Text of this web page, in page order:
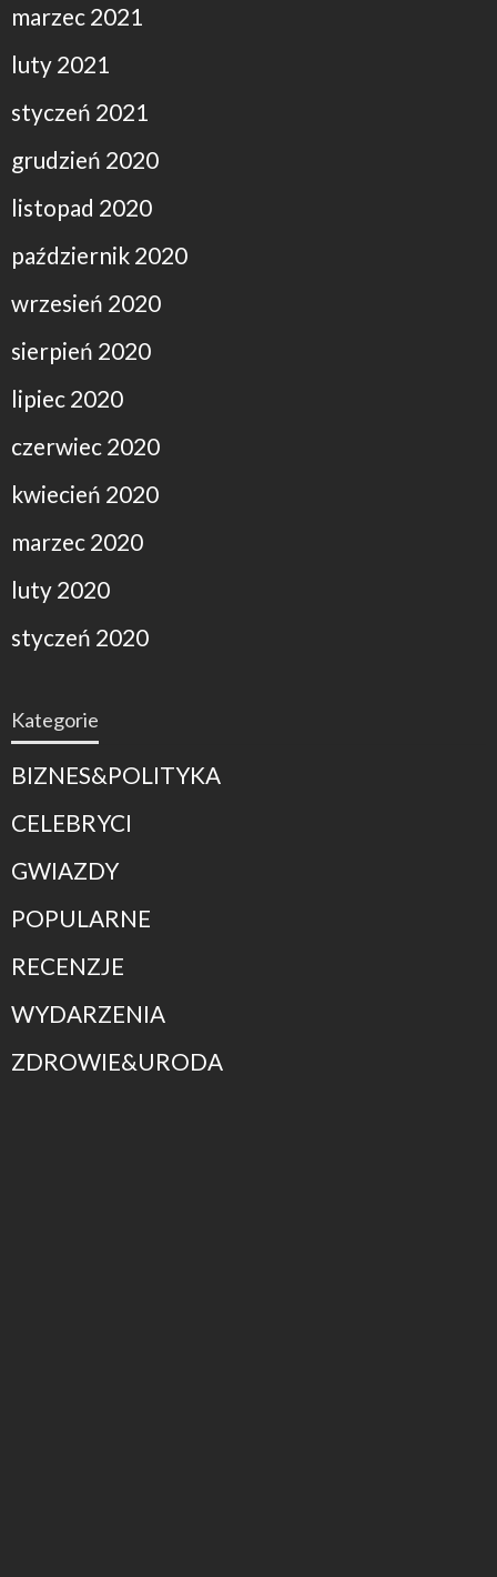
marzec 2021
luty 2021
styczeń 2021
grudzień 2020
listopad 2020
październik 2020
wrzesień 2020
sierpień 2020
lipiec 2020
czerwiec 2020
kwiecień 2020
marzec 2020
luty 2020
styczeń 2020
Kategorie
BIZNES&POLITYKA
CELEBRYCI
GWIAZDY
POPULARNE
RECENZJE
WYDARZENIA
ZDROWIE&URODA